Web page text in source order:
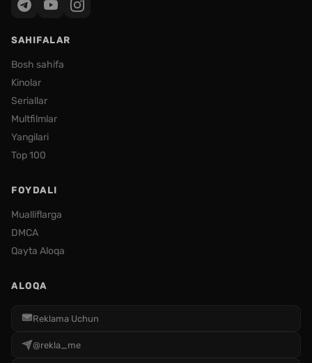
SAHIFALAR
Bosh sahifa
Kinolar
Seriallar
Multfilmlar
Yangilari
Top 100
FOYDALI
Mualliflarga
DMCA
Qayta Aloqa
ALOQA
Reklama Uchun
@rekla_me